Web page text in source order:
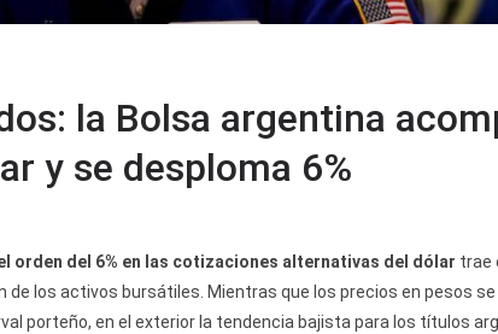
la Bolsa argentina
y se desploma 6%
orden del 6% en las cotizaciones alternativas del dólar trae
de los activos bursátiles. Mientras que los precios en pesos se
porteño, en el exterior la tendencia bajista para los títulos